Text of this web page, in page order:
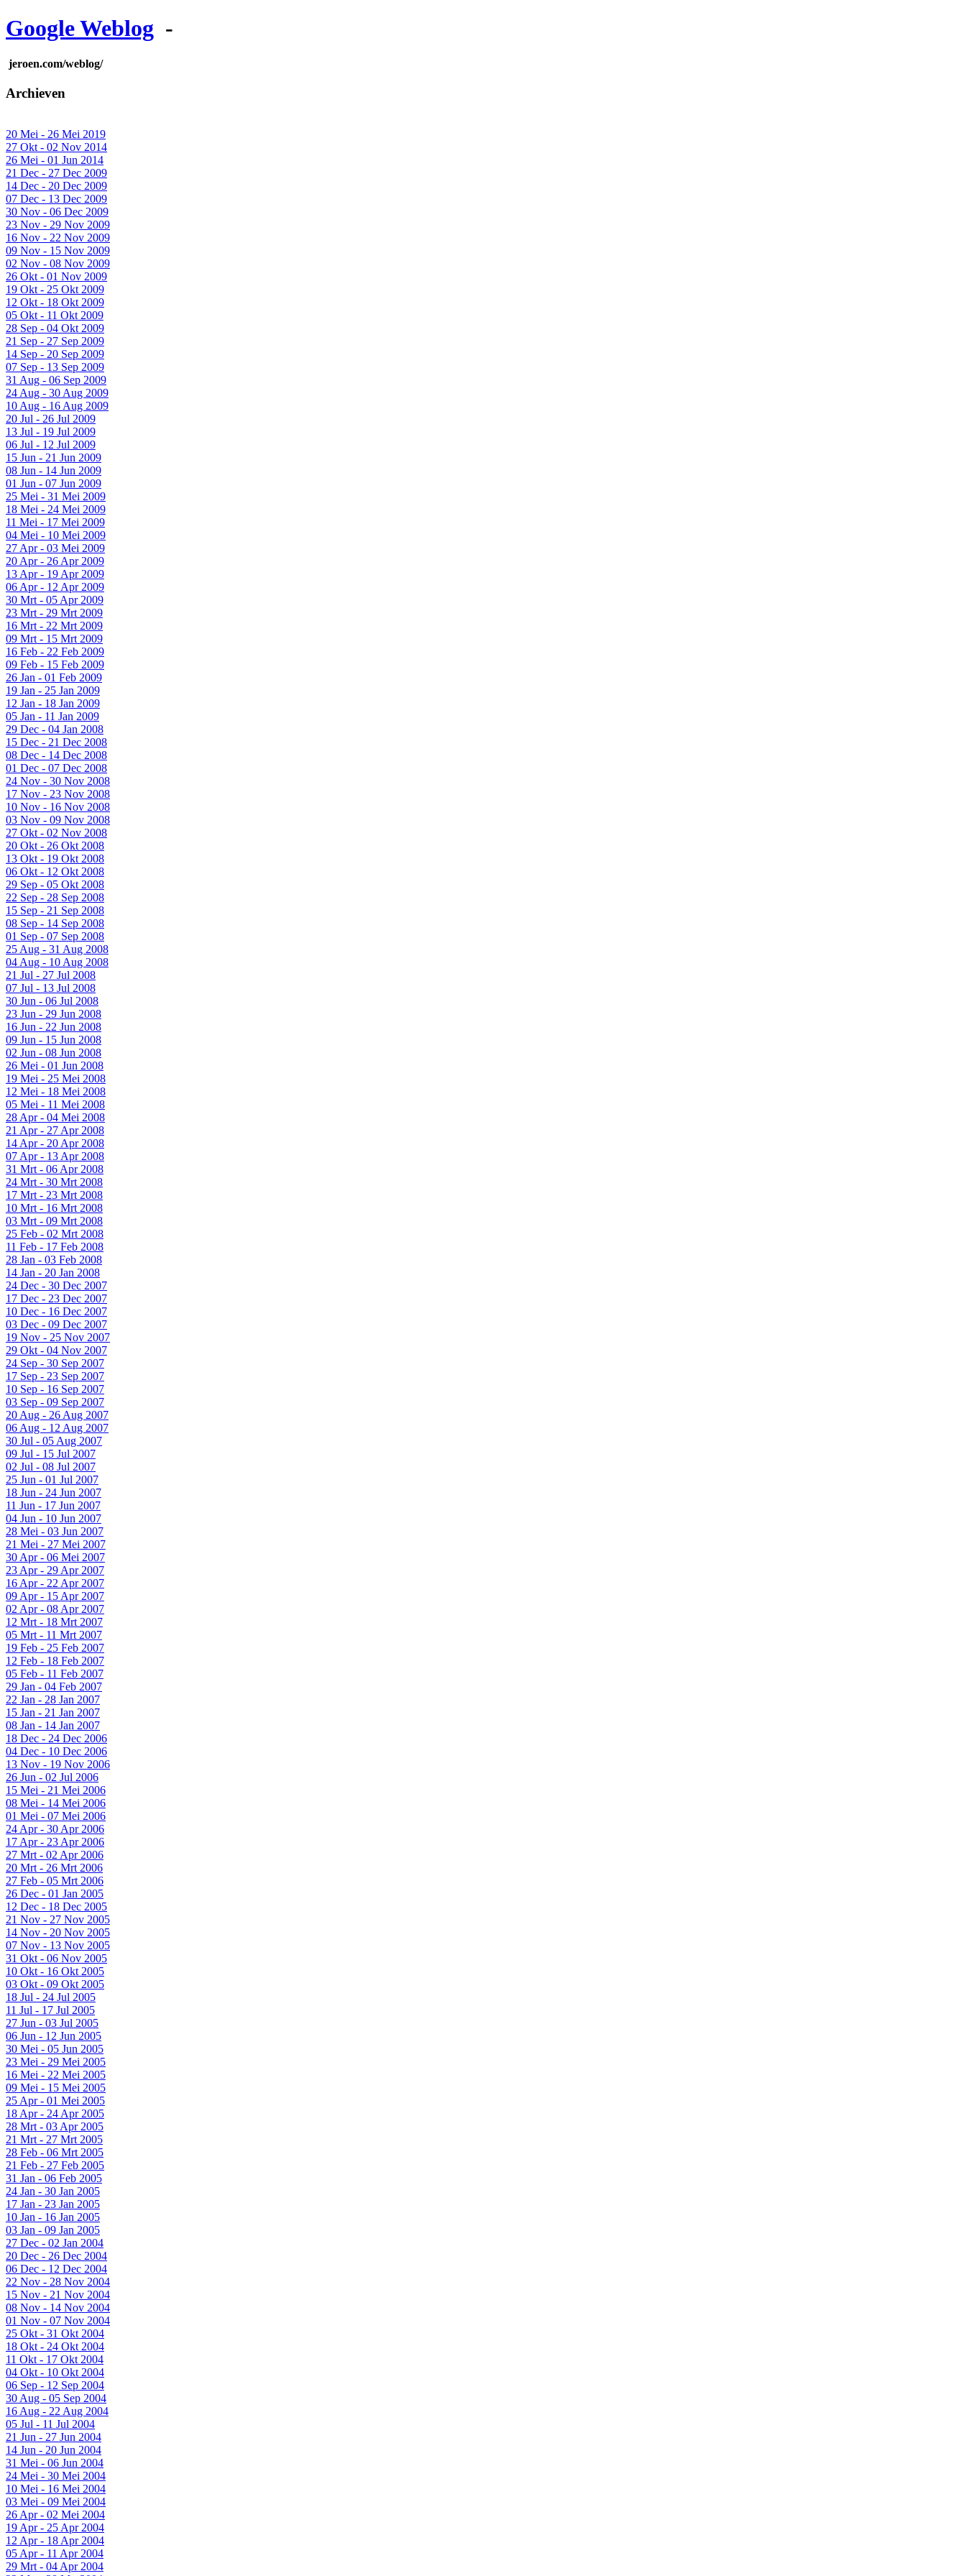
Google Weblog -
jeroen.com/weblog/
Archieven
20 Mei - 26 Mei 2019
27 Okt - 02 Nov 2014
26 Mei - 01 Jun 2014
21 Dec - 27 Dec 2009
14 Dec - 20 Dec 2009
07 Dec - 13 Dec 2009
30 Nov - 06 Dec 2009
23 Nov - 29 Nov 2009
16 Nov - 22 Nov 2009
09 Nov - 15 Nov 2009
02 Nov - 08 Nov 2009
26 Okt - 01 Nov 2009
19 Okt - 25 Okt 2009
12 Okt - 18 Okt 2009
05 Okt - 11 Okt 2009
28 Sep - 04 Okt 2009
21 Sep - 27 Sep 2009
14 Sep - 20 Sep 2009
07 Sep - 13 Sep 2009
31 Aug - 06 Sep 2009
24 Aug - 30 Aug 2009
10 Aug - 16 Aug 2009
20 Jul - 26 Jul 2009
13 Jul - 19 Jul 2009
06 Jul - 12 Jul 2009
15 Jun - 21 Jun 2009
08 Jun - 14 Jun 2009
01 Jun - 07 Jun 2009
25 Mei - 31 Mei 2009
18 Mei - 24 Mei 2009
11 Mei - 17 Mei 2009
04 Mei - 10 Mei 2009
27 Apr - 03 Mei 2009
20 Apr - 26 Apr 2009
13 Apr - 19 Apr 2009
06 Apr - 12 Apr 2009
30 Mrt - 05 Apr 2009
23 Mrt - 29 Mrt 2009
16 Mrt - 22 Mrt 2009
09 Mrt - 15 Mrt 2009
16 Feb - 22 Feb 2009
09 Feb - 15 Feb 2009
26 Jan - 01 Feb 2009
19 Jan - 25 Jan 2009
12 Jan - 18 Jan 2009
05 Jan - 11 Jan 2009
29 Dec - 04 Jan 2008
15 Dec - 21 Dec 2008
08 Dec - 14 Dec 2008
01 Dec - 07 Dec 2008
24 Nov - 30 Nov 2008
17 Nov - 23 Nov 2008
10 Nov - 16 Nov 2008
03 Nov - 09 Nov 2008
27 Okt - 02 Nov 2008
20 Okt - 26 Okt 2008
13 Okt - 19 Okt 2008
06 Okt - 12 Okt 2008
29 Sep - 05 Okt 2008
22 Sep - 28 Sep 2008
15 Sep - 21 Sep 2008
08 Sep - 14 Sep 2008
01 Sep - 07 Sep 2008
25 Aug - 31 Aug 2008
04 Aug - 10 Aug 2008
21 Jul - 27 Jul 2008
07 Jul - 13 Jul 2008
30 Jun - 06 Jul 2008
23 Jun - 29 Jun 2008
16 Jun - 22 Jun 2008
09 Jun - 15 Jun 2008
02 Jun - 08 Jun 2008
26 Mei - 01 Jun 2008
19 Mei - 25 Mei 2008
12 Mei - 18 Mei 2008
05 Mei - 11 Mei 2008
28 Apr - 04 Mei 2008
21 Apr - 27 Apr 2008
14 Apr - 20 Apr 2008
07 Apr - 13 Apr 2008
31 Mrt - 06 Apr 2008
24 Mrt - 30 Mrt 2008
17 Mrt - 23 Mrt 2008
10 Mrt - 16 Mrt 2008
03 Mrt - 09 Mrt 2008
25 Feb - 02 Mrt 2008
11 Feb - 17 Feb 2008
28 Jan - 03 Feb 2008
14 Jan - 20 Jan 2008
24 Dec - 30 Dec 2007
17 Dec - 23 Dec 2007
10 Dec - 16 Dec 2007
03 Dec - 09 Dec 2007
19 Nov - 25 Nov 2007
29 Okt - 04 Nov 2007
24 Sep - 30 Sep 2007
17 Sep - 23 Sep 2007
10 Sep - 16 Sep 2007
03 Sep - 09 Sep 2007
20 Aug - 26 Aug 2007
06 Aug - 12 Aug 2007
30 Jul - 05 Aug 2007
09 Jul - 15 Jul 2007
02 Jul - 08 Jul 2007
25 Jun - 01 Jul 2007
18 Jun - 24 Jun 2007
11 Jun - 17 Jun 2007
04 Jun - 10 Jun 2007
28 Mei - 03 Jun 2007
21 Mei - 27 Mei 2007
30 Apr - 06 Mei 2007
23 Apr - 29 Apr 2007
16 Apr - 22 Apr 2007
09 Apr - 15 Apr 2007
02 Apr - 08 Apr 2007
12 Mrt - 18 Mrt 2007
05 Mrt - 11 Mrt 2007
19 Feb - 25 Feb 2007
12 Feb - 18 Feb 2007
05 Feb - 11 Feb 2007
29 Jan - 04 Feb 2007
22 Jan - 28 Jan 2007
15 Jan - 21 Jan 2007
08 Jan - 14 Jan 2007
18 Dec - 24 Dec 2006
04 Dec - 10 Dec 2006
13 Nov - 19 Nov 2006
26 Jun - 02 Jul 2006
15 Mei - 21 Mei 2006
08 Mei - 14 Mei 2006
01 Mei - 07 Mei 2006
24 Apr - 30 Apr 2006
17 Apr - 23 Apr 2006
27 Mrt - 02 Apr 2006
20 Mrt - 26 Mrt 2006
27 Feb - 05 Mrt 2006
26 Dec - 01 Jan 2005
12 Dec - 18 Dec 2005
21 Nov - 27 Nov 2005
14 Nov - 20 Nov 2005
07 Nov - 13 Nov 2005
31 Okt - 06 Nov 2005
10 Okt - 16 Okt 2005
03 Okt - 09 Okt 2005
18 Jul - 24 Jul 2005
11 Jul - 17 Jul 2005
27 Jun - 03 Jul 2005
06 Jun - 12 Jun 2005
30 Mei - 05 Jun 2005
23 Mei - 29 Mei 2005
16 Mei - 22 Mei 2005
09 Mei - 15 Mei 2005
25 Apr - 01 Mei 2005
18 Apr - 24 Apr 2005
28 Mrt - 03 Apr 2005
21 Mrt - 27 Mrt 2005
28 Feb - 06 Mrt 2005
21 Feb - 27 Feb 2005
31 Jan - 06 Feb 2005
24 Jan - 30 Jan 2005
17 Jan - 23 Jan 2005
10 Jan - 16 Jan 2005
03 Jan - 09 Jan 2005
27 Dec - 02 Jan 2004
20 Dec - 26 Dec 2004
06 Dec - 12 Dec 2004
22 Nov - 28 Nov 2004
15 Nov - 21 Nov 2004
08 Nov - 14 Nov 2004
01 Nov - 07 Nov 2004
25 Okt - 31 Okt 2004
18 Okt - 24 Okt 2004
11 Okt - 17 Okt 2004
04 Okt - 10 Okt 2004
06 Sep - 12 Sep 2004
30 Aug - 05 Sep 2004
16 Aug - 22 Aug 2004
05 Jul - 11 Jul 2004
21 Jun - 27 Jun 2004
14 Jun - 20 Jun 2004
31 Mei - 06 Jun 2004
24 Mei - 30 Mei 2004
10 Mei - 16 Mei 2004
03 Mei - 09 Mei 2004
26 Apr - 02 Mei 2004
19 Apr - 25 Apr 2004
12 Apr - 18 Apr 2004
05 Apr - 11 Apr 2004
29 Mrt - 04 Apr 2004